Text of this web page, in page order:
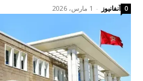
آنفانيوز - 1 مارس، 2026 0